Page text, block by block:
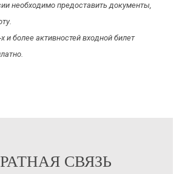
необходимо предоставить документы,
и более активностей входной билет
СВЯЗЬ